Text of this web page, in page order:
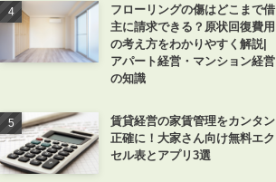
フローリングの傷はどこまで借
主に請求できる？原状回復費用
の考え方をわかりやすく解説|
アパート経営・マンション経営
の知識
賃貸経営の家賃管理をカンタン
正確に！大家さん向け無料エク
セル表とアプリ3選